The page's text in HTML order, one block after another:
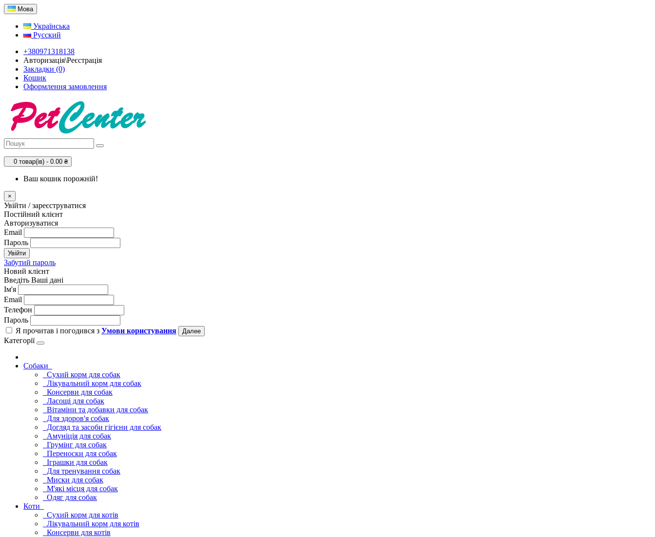
Мова
Українська
Русский
+380971318138
Авторизація\Реєстрація
Закладки (0)
Кошик
Оформлення замовлення
0 товар(ів) - 0.00 ₴
Ваш кошик порожній!
×
Увійти / зареєструватися
Постійний клієнт
Авторизуватися
Email
Пароль
Увійти
Забутий пароль
Новий клієнт
Введіть Ваші дані
Ім'я
Email
Телефон
Пароль
Я прочитав і погодився з Умови користування Далее
Категорії
Cобаки
Сухий корм для собак
Лікувальний корм для собак
Консерви для собак
Ласощі для собак
Вітаміни та добавки для собак
Для здоров'я собак
Догляд та засоби гігієни для собак
Амуніція для собак
Грумінг для собак
Переноски для собак
Іграшки для собак
Для тренування собак
Миски для собак
М'які місця для собак
Одяг для собак
Коти
Сухий корм для котів
Лікувальний корм для котів
Консерви для котів